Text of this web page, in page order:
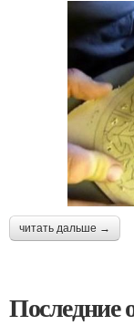
читать дальше →
Последние